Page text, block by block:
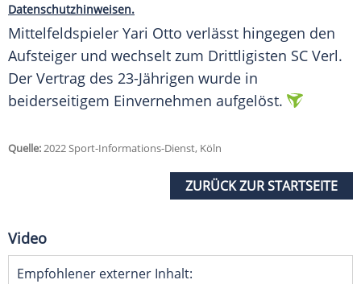
Datenschutzhinweisen.
Mittelfeldspieler Yari Otto verlässt hingegen den
Aufsteiger und wechselt zum Drittligisten SC Verl.
Der Vertrag des 23-Jährigen wurde in
beiderseitigem Einvernehmen aufgelöst.
Quelle:2022 Sport-Informations-Dienst, Köln
ZURÜCK ZUR STARTSEITE
Video
Empfohlener externer Inhalt: